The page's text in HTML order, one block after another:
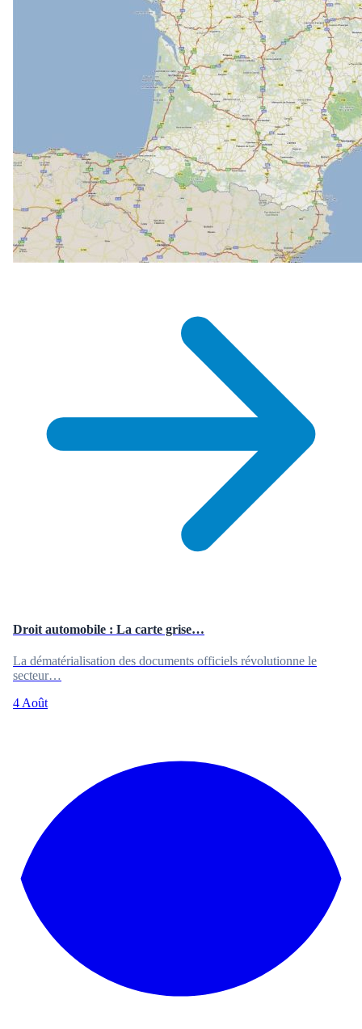
Droit automobile : La carte grise…
La dématérialisation des documents officiels révolutionne le
secteur…
4 Août